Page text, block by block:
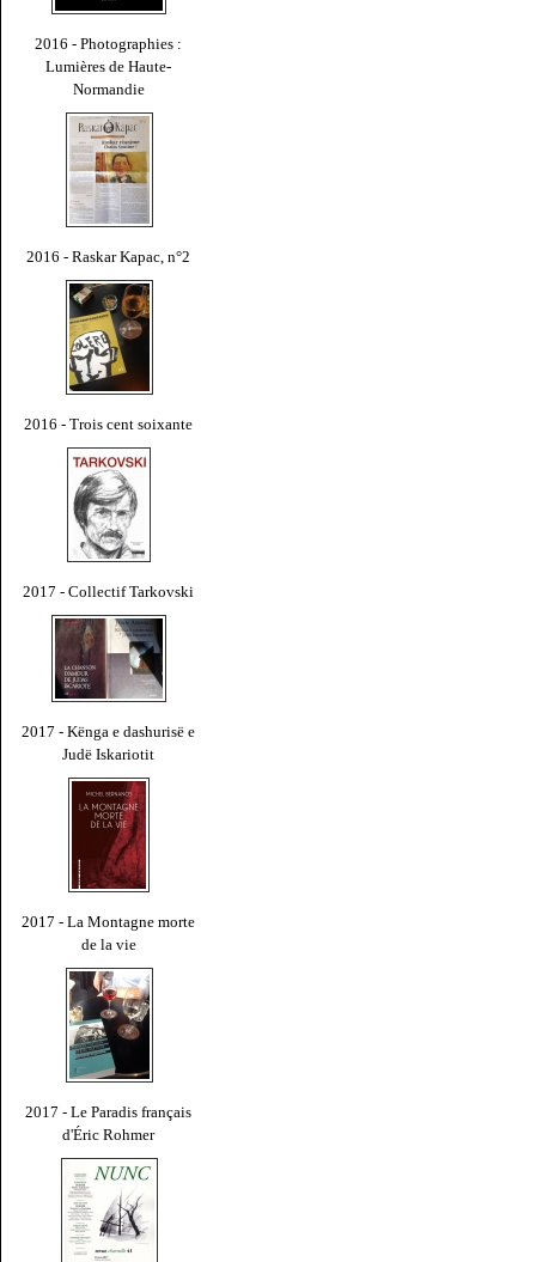
2016 - Photographies :
Lumières de Haute-
Normandie
2016 - Raskar Kapac, n°2
2016 - Trois cent soixante
2017 - Collectif Tarkovski
2017 - Kënga e dashurisë e
Judë Iskariotit
2017 - La Montagne morte
de la vie
2017 - Le Paradis français
d'Éric Rohmer